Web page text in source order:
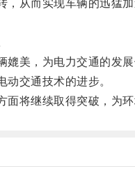
从而实现车辆的迅猛加
美，为电力交通的发展
交通技术的进步。
将继续取得突破，为环